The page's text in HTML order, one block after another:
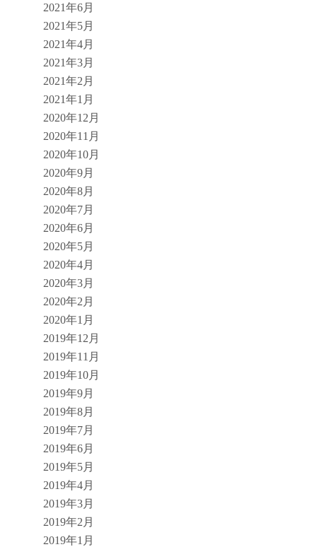
2021年6月
2021年5月
2021年4月
2021年3月
2021年2月
2021年1月
2020年12月
2020年11月
2020年10月
2020年9月
2020年8月
2020年7月
2020年6月
2020年5月
2020年4月
2020年3月
2020年2月
2020年1月
2019年12月
2019年11月
2019年10月
2019年9月
2019年8月
2019年7月
2019年6月
2019年5月
2019年4月
2019年3月
2019年2月
2019年1月